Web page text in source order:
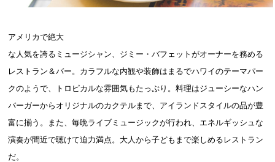
アメリカで絶大
な人気を誇るミュージシャン、ジミー・バフェットがオーナーを務める
レストラン＆バー。カラフルな内観や装飾はまるでハワイのテーマパー
クのようで、トロピカルな雰囲気もたっぷり。料理はジューシーなハン
バーガーからオリジナルのカクテルまで、アイランドスタイルの品が豊
富に揃う。また、毎晩ライブミュージックが行われ、エネルギッシュな
演奏が間近で聴けて迫力満点。大人から子どもまで楽しめるレストラン
だ。